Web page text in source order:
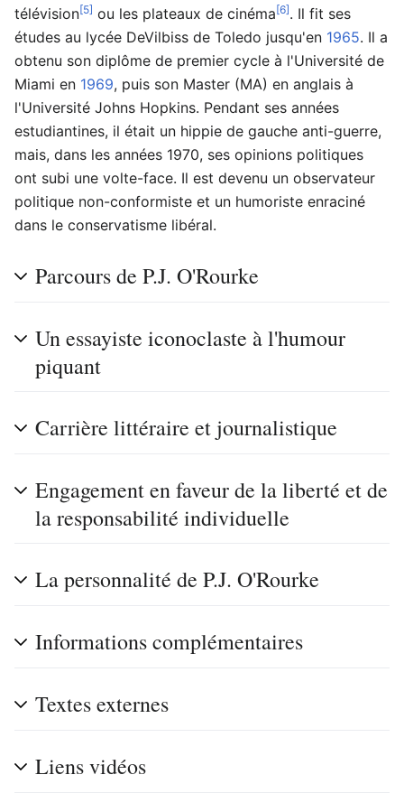
télévision[5] ou les plateaux de cinéma[6]. Il fit ses
études au lycée DeVilbiss de Toledo jusqu'en 1965. Il a
obtenu son diplôme de premier cycle à l'Université de
Miami en 1969, puis son Master (MA) en anglais à
l'Université Johns Hopkins. Pendant ses années
estudiantines, il était un hippie de gauche anti-guerre,
mais, dans les années 1970, ses opinions politiques
ont subi une volte-face. Il est devenu un observateur
politique non-conformiste et un humoriste enraciné
dans le conservatisme libéral.
Parcours de P.J. O'Rourke
Un essayiste iconoclaste à l'humour
piquant
Carrière littéraire et journalistique
Engagement en faveur de la liberté et de
la responsabilité individuelle
La personnalité de P.J. O'Rourke
Informations complémentaires
Textes externes
Liens vidéos